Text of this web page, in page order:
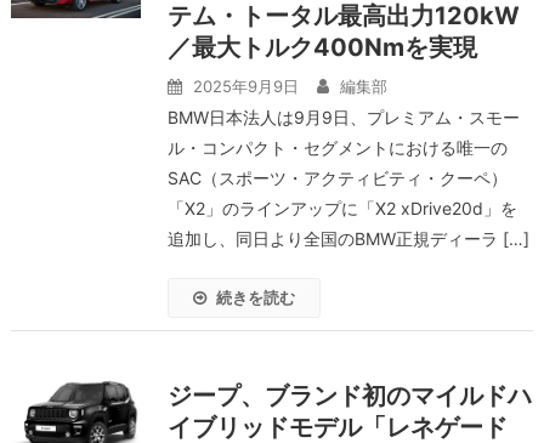
テム・トータル最高出力120kW
／最大トルク400Nmを実現
2025年9月9日 編集部
BMW日本法人は9月9日、プレミアム・スモー
ル・コンパクト・セグメントにおける唯一の
SAC（スポーツ・アクティビティ・クーペ）
「X2」のラインアップに「X2 xDrive20d」を
追加し、同日より全国のBMW正規ディーラ […]
続きを読む
ジープ、ブランド初のマイルドハ
イブリッドモデル「レネゲード